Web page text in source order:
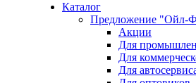
Каталог
Предложение "Ойл-
Акции
Для
Для
Для